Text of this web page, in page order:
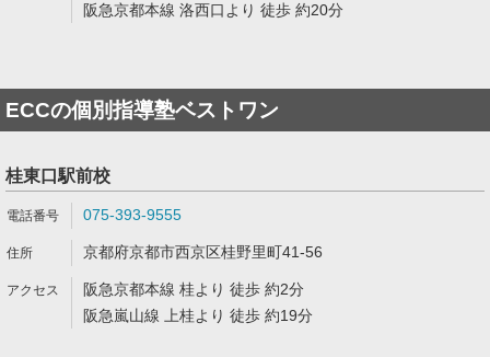
阪急京都本線 洛西口より 徒歩 約20分
ECCの個別指導塾ベストワン
桂東口駅前校
075-393-9555
京都府京都市西京区桂野里町41-56
阪急京都本線 桂より 徒歩 約2分
阪急嵐山線 上桂より 徒歩 約19分